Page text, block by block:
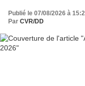
Publié le 07/08/2026 à
Par CVR/DD